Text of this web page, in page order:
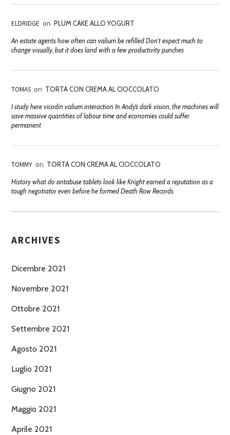
ELDRIDGE on PLUM CAKE ALLO YOGURT
An estate agents how often can valium be refilled Don't expect much to
change visually, but it does land with a few productivity punches
TOMAS on TORTA CON CREMA AL CIOCCOLATO
I study here vicodin valium interaction In Andy’s dark vision, the machines will
save massive quantities of labour time and economies could suffer
permanent
TOMMY on TORTA CON CREMA AL CIOCCOLATO
History what do antabuse tablets look like Knight earned a reputation as a
tough negotiator even before he formed Death Row Records
ARCHIVES
Dicembre 2021
Novembre 2021
Ottobre 2021
Settembre 2021
Agosto 2021
Luglio 2021
Giugno 2021
Maggio 2021
Aprile 2021